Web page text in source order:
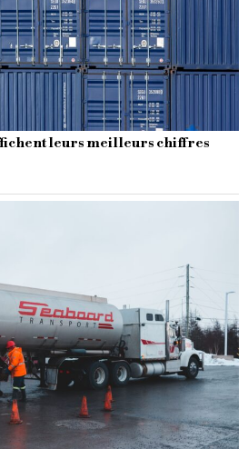
leurs meilleurs chiffres